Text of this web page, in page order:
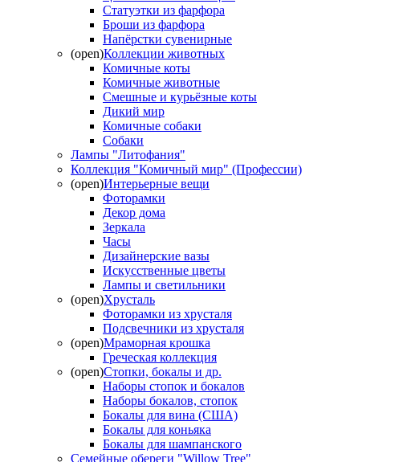
Статуэтки из фарфора
Броши из фарфора
Напёрстки сувенирные
(open)Коллекции животных
Комичные коты
Комичные животные
Смешные и курьёзные коты
Дикий мир
Комичные собаки
Собаки
Лампы "Литофания"
Коллекция "Комичный мир" (Профессии)
(open)Интерьерные вещи
Фоторамки
Декор дома
Зеркала
Часы
Дизайнерские вазы
Искусственные цветы
Лампы и светильники
(open)Хрусталь
Фоторамки из хрусталя
Подсвечники из хрусталя
(open)Мраморная крошка
Греческая коллекция
(open)Стопки, бокалы и др.
Наборы стопок и бокалов
Наборы бокалов, стопок
Бокалы для вина (США)
Бокалы для коньяка
Бокалы для шампанского
Семейные обереги "Willow Tree"